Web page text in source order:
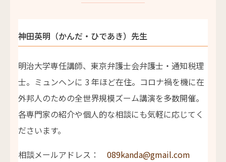
神田英明（かんだ・ひであき）先生
明治大学専任講師、東京弁護士会弁護士・通知税理
士。ミュンヘンに 3 年ほど在住。コロナ禍を機に在
外邦人のための全世界規模ズーム講演を多数開催。
各専門家の紹介や個人的な相談にも気軽に応じてく
ださいます。
相談メールアドレス： 089kanda@gmail.com